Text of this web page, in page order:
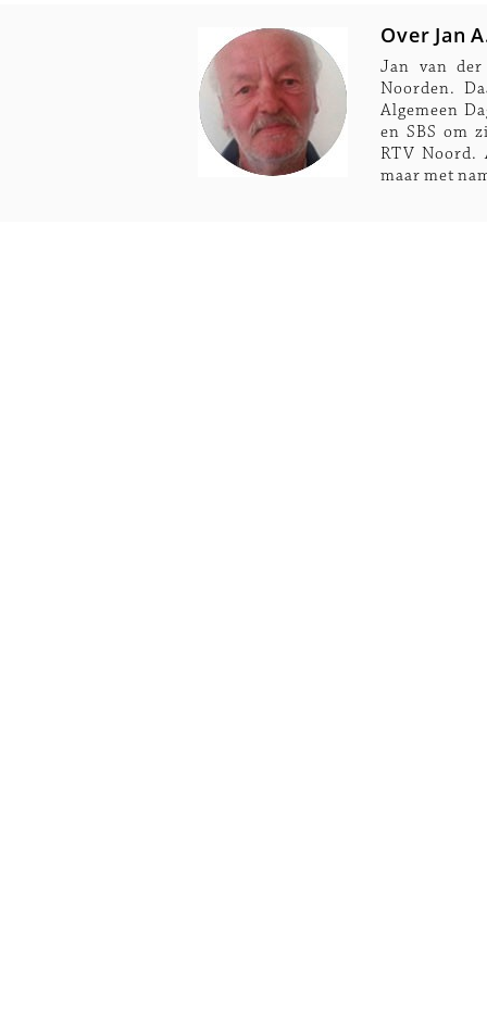
Over Jan
Jan van
Noorden.
Algemeen
en SBS om
RTV
maar met